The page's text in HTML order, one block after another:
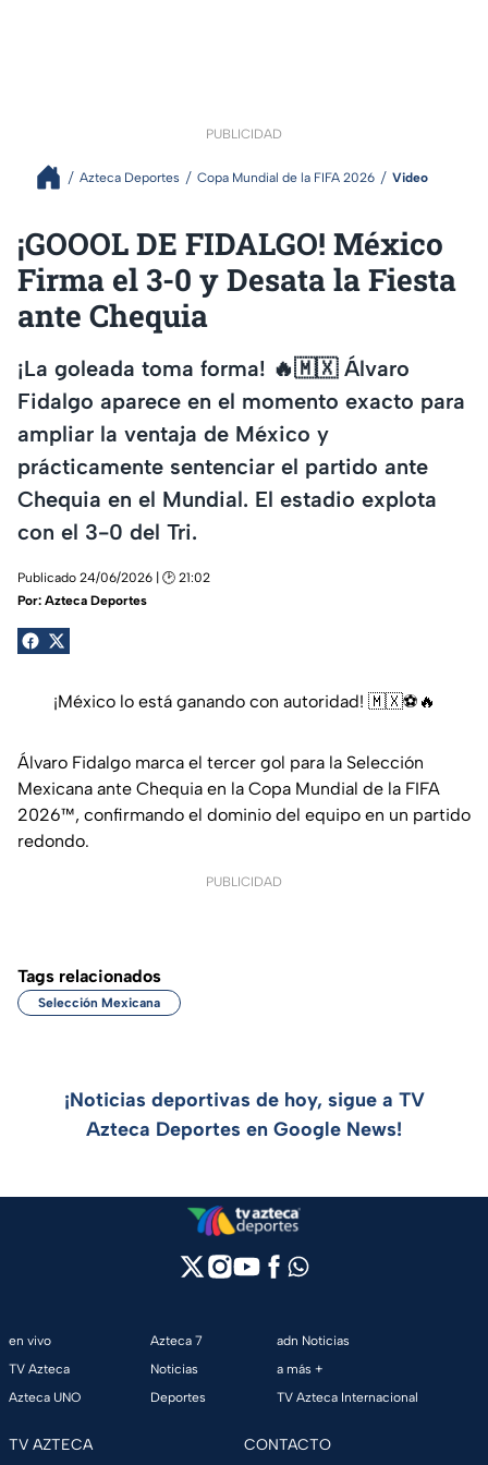
PUBLICIDAD
Azteca Deportes Copa Mundial de la FIFA 2026 Video
¡GOOOL DE FIDALGO! México
Firma el 3-0 y Desata la Fiesta
ante Chequia
¡La goleada toma forma! 🔥🇲🇽 Álvaro
Fidalgo aparece en el momento exacto para
ampliar la ventaja de México y
prácticamente sentenciar el partido ante
Chequia en el Mundial. El estadio explota
con el 3-0 del Tri.
Publicado 24/06/2026 | 🕑 21:02
Por: Azteca Deportes
¡México lo está ganando con autoridad! 🇲🇽⚽🔥
Álvaro Fidalgo marca el tercer gol para la Selección
Mexicana ante Chequia en la Copa Mundial de la FIFA
2026™, confirmando el dominio del equipo en un partido
redondo.
PUBLICIDAD
Tags relacionados
Selección Mexicana
¡Noticias deportivas de hoy, sigue a TV
Azteca Deportes en Google News!
en vivo
TV Azteca
Azteca UNO
Azteca 7
Noticias
Deportes
adn Noticias
a más +
TV Azteca Internacional
TV AZTECA CONTACTO